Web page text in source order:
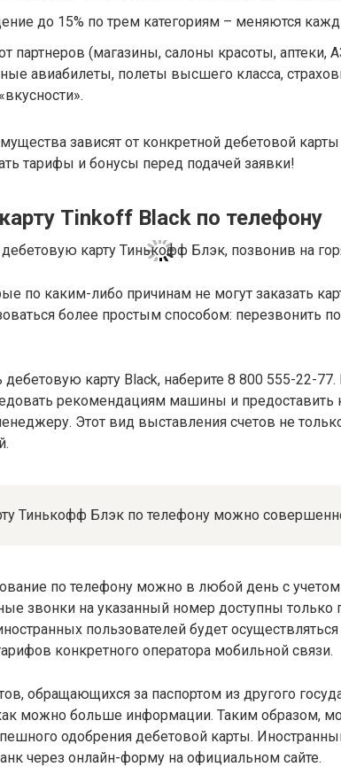
до 15% по трем категориям – меняются
партнеров (магазины, салоны красоты, аптеки,
авиабилеты, полеты высшего класса,
зависят от конкретной дебетовой
тарифы и бонусы перед подачей заявки!
Tinkoff Black по телефону
по каким-либо причинам не могут заказать
более простым способом: перезвонить
дебетовую карту Black, наберите 8 800 555-22-
рекомендациям машины и
Этот вид выставления счетов не
Тинькофф Блэк по телефону можно
по телефону можно в любой день с
звонки на указанный номер доступны
пользователей будет осуществляться
конкретного оператора мобильной связи.
обращающихся за паспортом из другого
можно больше информации. Таким образом,
одобрения дебетовой карты.
через онлайн-форму на официальном сайте.